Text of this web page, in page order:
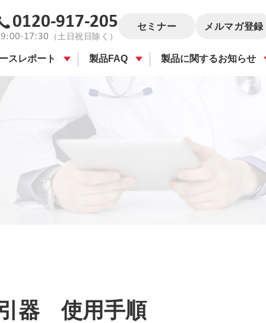
0120-917-205
9:00-17:30 （土日祝日除く）
セミナー メルマガ登録
スレポート 製品FAQ 製品に関するお知らせ
器 使用手順